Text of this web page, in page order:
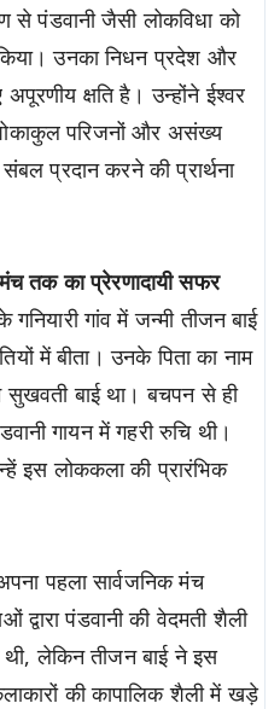
से पंडवानी जैसी लोकविधा को
किया। उनका निधन प्रदेश और
क्षति है। उन्होंने ईश्वर
परिजनों और असंख्य
प्रदान करने की प्रार्थना
तक का प्रेरणादायी सफर
गांव में जन्मी तीजन बाई
में बीता। उनके पिता का नाम
सुखवती बाई था। बचपन से ही
गायन में गहरी रुचि थी।
इस लोककला की प्रारंभिक
पहला सार्वजनिक मंच
पंडवानी की वेदमती शैली
लेकिन तीजन बाई ने इस
की कापालिक शैली में खड़े